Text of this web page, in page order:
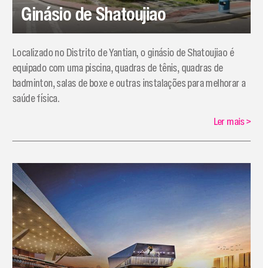
Ginásio de Shatoujiao
​Localizado no Distrito de Yantian, o ginásio de Shatoujiao é
equipado com uma piscina, quadras de tênis, quadras de
badminton, salas de boxe e outras instalações para melhorar a
saúde física.
Ler mais>